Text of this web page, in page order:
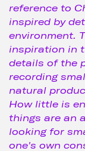
reference to
inspired by
environment.
inspiration in
details of the
recording
natural
How little is
things are an
looking for
one's own